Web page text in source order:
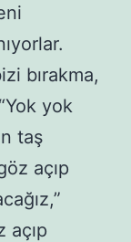
bırakma,
yok
taş
açıp
açıp